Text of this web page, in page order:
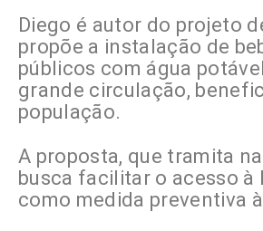
Diego é autor do projeto
propõe a instalação de
públicos com água
grande circulação,
população.
A proposta, que tramita
busca facilitar o acesso à
como medida preventiva